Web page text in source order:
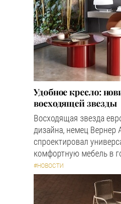
Удобное кресло:
восходящей звезды
Восходящая звезда
дизайна, немец Вернер
спроектировал
комфортную мебель в
#НОВОСТИ